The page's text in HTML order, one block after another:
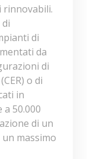
rinnovabili.
di
da
di
o di
in
50.000
di un
massimo